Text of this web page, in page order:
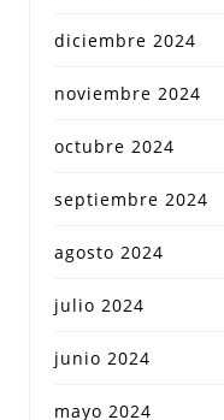
diciembre 2024
noviembre 2024
octubre 2024
septiembre 2024
agosto 2024
julio 2024
junio 2024
mayo 2024